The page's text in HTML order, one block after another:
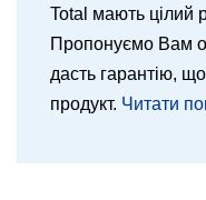
Total мають цілий
Пропонуємо Вам
дасть гарантію,
продукт. Читати